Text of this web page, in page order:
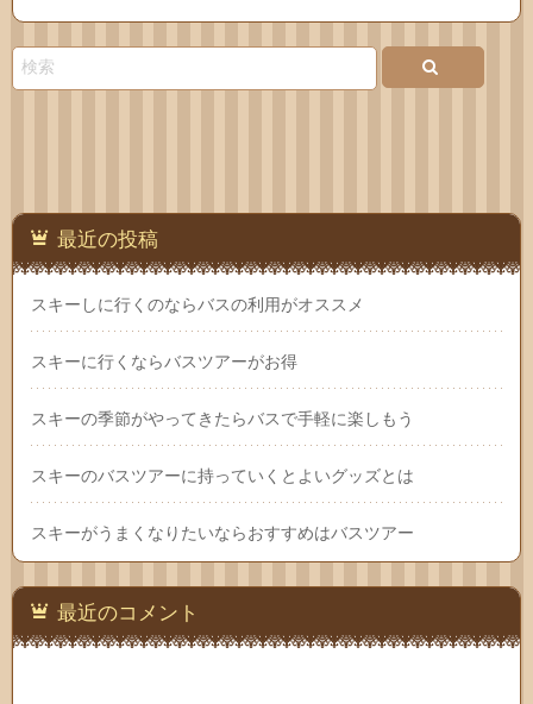
Feedlyお問
最近の投稿
スキーしに行くのならバスの利用がオススメ
スキーに行くならバスツアーがお得
スキーの季節がやってきたらバスで手軽に楽しもう
スキーのバスツアーに持っていくとよいグッズとは
スキーがうまくなりたいならおすすめはバスツアー
最近のコメント